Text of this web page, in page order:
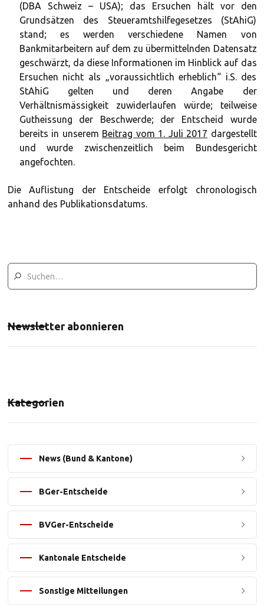
(DBA Schweiz – USA); das Ersuchen hält vor den
Grundsätzen des Steueramtshilfegesetzes (StAhiG)
stand; es werden verschiedene Namen von
Bankmitarbeitern auf dem zu übermittelnden Datensatz
geschwärzt, da diese Informationen im Hinblick auf das
Ersuchen nicht als „voraussichtlich erheblich“ i.S. des
StAhiG gelten und deren Angabe der
Verhältnismässigkeit zuwiderlaufen würde; teilweise
Gutheissung der Beschwerde; der Entscheid wurde
bereits in unserem Beitrag vom 1. Juli 2017 dargestellt
und wurde zwischenzeitlich beim Bundesgericht
angefochten.
Die Auflistung der Entscheide erfolgt chronologisch
anhand des Publikationsdatums.
Newsletter abonnieren
Kategorien
News (Bund & Kantone)
BGer-Entscheide
BVGer-Entscheide
Kantonale Entscheide
Sonstige Mitteilungen